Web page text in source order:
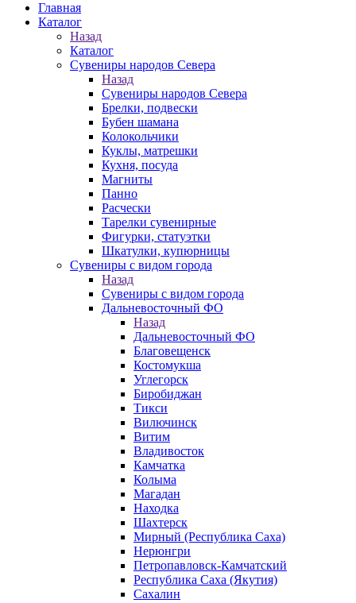
Главная
Каталог
Назад
Каталог
Сувениры народов Севера
Назад
Сувениры народов Севера
Брелки, подвески
Бубен шамана
Колокольчики
Куклы, матрешки
Кухня, посуда
Магниты
Панно
Расчески
Тарелки сувенирные
Фигурки, статуэтки
Шкатулки, купюрницы
Сувениры с видом города
Назад
Сувениры с видом города
Дальневосточный ФО
Назад
Дальневосточный ФО
Благовещенск
Костомукша
Углегорск
Биробиджан
Тикси
Вилючинск
Витим
Владивосток
Камчатка
Колыма
Магадан
Находка
Шахтерск
Мирный (Республика Саха)
Нерюнгри
Петропавловск-Камчатский
Республика Саха (Якутия)
Сахалин